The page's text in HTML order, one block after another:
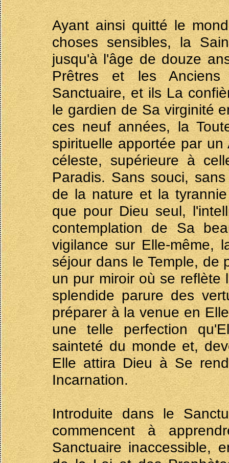
Ayant ainsi quitté le
choses sensibles, la
jusqu'à l'âge de douze
Prêtres et les
Sanctuaire, et ils La
le gardien de Sa virginité
ces neuf années, la
spirituelle apportée par
céleste, supérieure à
Paradis. Sans souci,
de la nature et la
que pour Dieu seul,
contemplation de Sa
vigilance sur Elle-même,
séjour dans le Temple, de
un pur miroir où se reflète
splendide parure des
préparer à la venue en
une telle perfection
sainteté du monde et,
Elle attira Dieu à Se
Incarnation.
Introduite dans le
commencent à
Sanctuaire inaccessible,